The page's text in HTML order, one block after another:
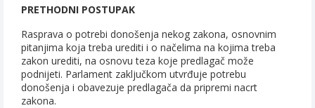
PRETHODNI POSTUPAK
Rasprava o potrebi donošenja nekog zakona, osnovnim
pitanjima koja treba urediti i o načelima na kojima treba
zakon urediti, na osnovu teza koje predlagač može
podnijeti. Parlament zaključkom utvrđuje potrebu
donošenja i obavezuje predlagača da pripremi nacrt
zakona.